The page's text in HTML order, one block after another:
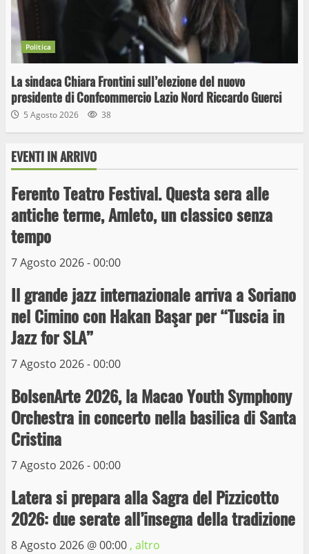
Politica
La sindaca Chiara Frontini sull’elezione del nuovo
presidente di Confcommercio Lazio Nord Riccardo Guerci
5 Agosto 2026 38
EVENTI IN ARRIVO
Ferento Teatro Festival. Questa sera alle
antiche terme, Amleto, un classico senza
tempo
7 Agosto 2026 - 00:00
Il grande jazz internazionale arriva a Soriano
nel Cimino con Hakan Başar per “Tuscia in
Jazz for SLA”
7 Agosto 2026 - 00:00
BolsenArte 2026, la Macao Youth Symphony
Orchestra in concerto nella basilica di Santa
Cristina
7 Agosto 2026 - 00:00
Latera si prepara alla Sagra del Pizzicotto
2026: due serate all’insegna della tradizione
8 Agosto 2026 @00:00 , altro
9 Maggio 2023
4
La Polizia di Stato arresta il ladro seriale
10 Maggio 2023
Prorogata la mostra dei bozzetti di
Michelangelo Buonarroti ospitata al
6
Trasporto pubblico locale, trasferimento
capolinea al terminal Riello dal 15 al 17
giugno
15 Giugno 2023